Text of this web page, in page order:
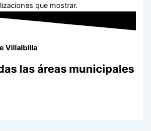
que mostrar.
Villalbilla
las áreas municipales